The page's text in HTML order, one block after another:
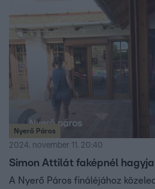
Nyerő Páros
2024. november 11. 20:40
Simon Attilát faképnél
A Nyerő Páros fináléjához